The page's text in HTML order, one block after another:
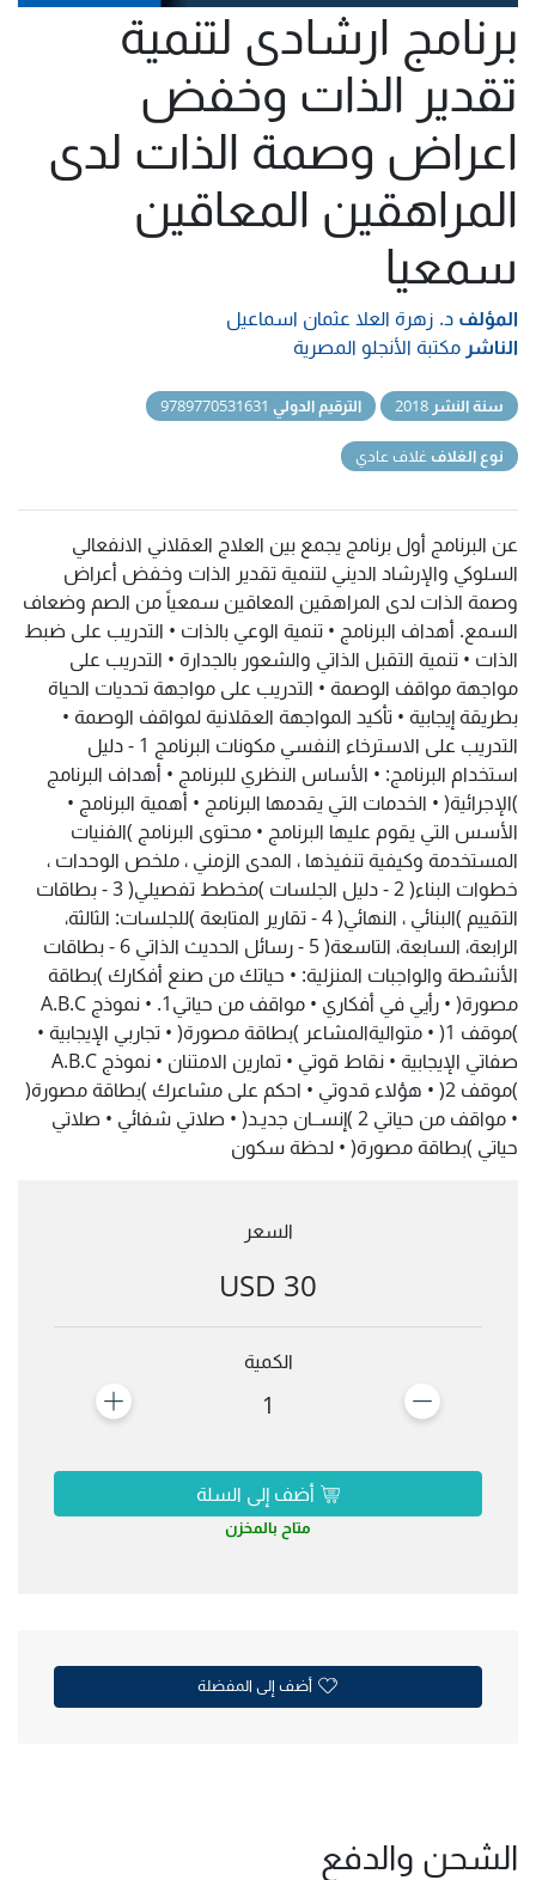
برنامج ارشادى لتنمية
تقدير الذات وخفض
اعراض وصمة الذات لدى
المراهقين المعاقين
سمعيا
المؤلف د. زهرة العلا عثمان اسماعيل
الناشر مكتبة الأنجلو المصرية
سنة النشر الترقيم الدولي
نوع الغلاف غلاف عادي
عن البرنامج أول برنامج يجمع بين العلاج العقلاني الانفعالي
السلوكي والإرشاد الديني لتنمية تقدير الذات وخفض أعراض
وصمة الذات لدى المراهقين المعاقين سمعياً من الصم وضعاف
السمع. أهداف البرنامج • تنمية الوعي بالذات • التدريب على ضبط
الذات • تنمية التقبل الذاتي والشعور بالجدارة • التدريب على
مواجهة مواقف الوصمة • التدريب على مواجهة تحديات الحياة
بطريقة إيجابية • تأكيد المواجهة العقلانية لمواقف الوصمة •
التدريب على الاسترخاء النفسي مكونات البرنامج 1 - دليل
استخدام البرنامج: • الأساس النظري للبرنامج • أهداف البرنامج
)الإجرائية( • الخدمات التي يقدمها البرنامج • أهمية البرنامج •
الأسس التي يقوم عليها البرنامج • محتوى البرنامج )الفنيات
المستخدمة وكيفية تنفيذها ، المدى الزمني ، ملخص الوحدات ،
خطوات البناء( 2 - دليل الجلسات )مخطط تفصيلي( 3 - بطاقات
التقييم )البنائي ، النهائي( 4 - تقارير المتابعة )للجلسات: الثالثة،
الرابعة، السابعة، التاسعة( 5 - رسائل الحديث الذاتي 6 - بطاقات
الأنشطة والواجبات المنزلية: • حياتك من صنع أفكارك )بطاقة
مصورة( • رأيي في أفكاري • مواقف من حياتي1. • نموذج A.B.C
)موقف 1( • متواليةالمشاعر )بطاقة مصورة( • تجاربي الإيجابية •
صفاتي الإيجابية • نقاط قوتي • تمارين الامتنان • نموذج A.B.C
)موقف 2( • هؤلاء قدوتي • احكم على مشاعرك )بطاقة مصورة(
• مواقف من حياتي 2 )إنســان جديـد( • صلاتي شفائي • صلاتي
حياتي )بطاقة مصورة( • لحظة سكون
السعر
30 USD
الكمية
1
أضف إلى السلة
متاح بالمخزن
أضف إلى المفضلة
الشحن والدفع